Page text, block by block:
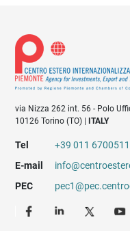
via Nizza 262 int. 56 - Polo
10126 Torino (TO) |
ITALY
Tel
+39 011 6700511
E-mail
PEC